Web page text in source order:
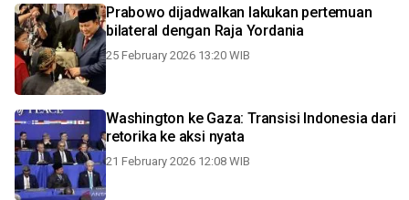
Prabowo dijadwalkan lakukan pertemuan
bilateral dengan Raja Yordania
25 February 2026 13:20 WIB
Washington ke Gaza: Transisi Indonesia dari
retorika ke aksi nyata
21 February 2026 12:08 WIB